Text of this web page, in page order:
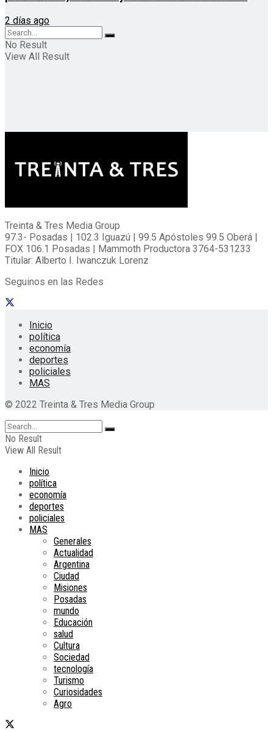
2 días ago
No Result
View All Result
Treinta & Tres Media Group
97.3- Posadas | 102.3 Iguazú | 99.5 Apóstoles 99.5 Oberá |
FOX 106.1 Posadas | Mammoth Productora 3764-531233
Titular: Alberto I. Iwanczuk Lorenz
Seguinos en las Redes
Inicio
política
economía
deportes
policiales
MAS
© 2022 Treinta & Tres Media Group
No Result
View All Result
Inicio
política
economía
deportes
policiales
MAS
Generales
Actualidad
Argentina
Ciudad
Misiones
Posadas
mundo
Educación
salud
Cultura
Sociedad
tecnología
Turismo
Curiosidades
Agro